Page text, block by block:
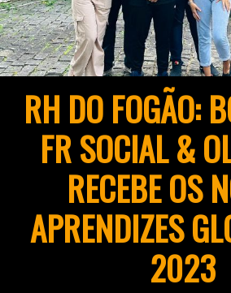
RH DO FOGÃO:
FR SOCIAL &
RECEBE OS
APRENDIZES
2023